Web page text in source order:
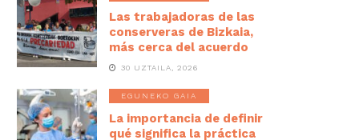
Las trabajadoras de las
conserveras de Bizkaia,
más cerca del acuerdo
30 UZTAILA, 2026
EGUNEKO GAIA
La importancia de definir
qué significa la práctica